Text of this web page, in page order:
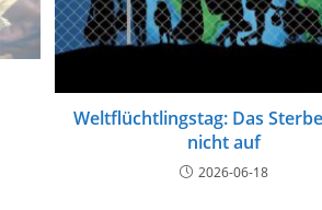
Weltflüchtlingstag: Das
nicht auf
2026-06-18